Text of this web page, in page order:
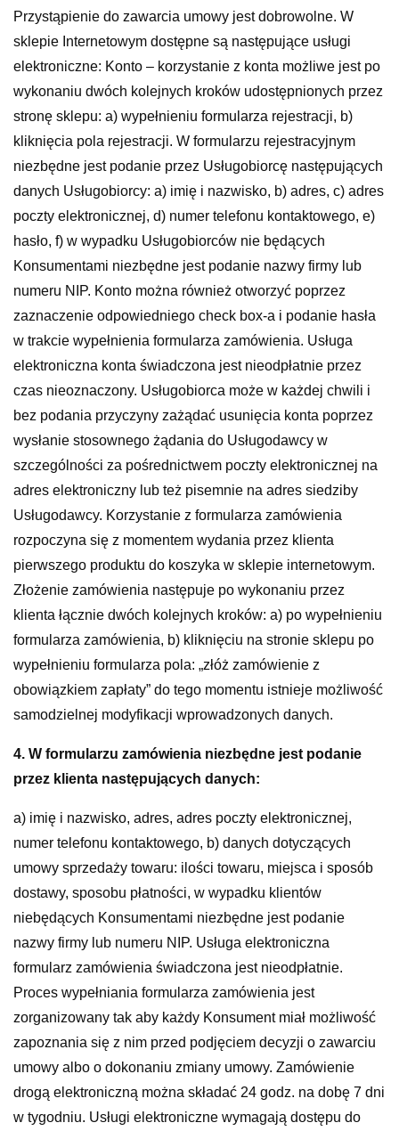
Przystąpienie do zawarcia umowy jest dobrowolne. W
sklepie Internetowym dostępne są następujące usługi
elektroniczne: Konto – korzystanie z konta możliwe jest po
wykonaniu dwóch kolejnych kroków udostępnionych przez
stronę sklepu: a) wypełnieniu formularza rejestracji, b)
kliknięcia pola rejestracji. W formularzu rejestracyjnym
niezbędne jest podanie przez Usługobiorcę następujących
danych Usługobiorcy: a) imię i nazwisko, b) adres, c) adres
poczty elektronicznej, d) numer telefonu kontaktowego, e)
hasło, f) w wypadku Usługobiorców nie będących
Konsumentami niezbędne jest podanie nazwy firmy lub
numeru NIP. Konto można również otworzyć poprzez
zaznaczenie odpowiedniego check box-a i podanie hasła
w trakcie wypełnienia formularza zamówienia. Usługa
elektroniczna konta świadczona jest nieodpłatnie przez
czas nieoznaczony. Usługobiorca może w każdej chwili i
bez podania przyczyny zażądać usunięcia konta poprzez
wysłanie stosownego żądania do Usługodawcy w
szczególności za pośrednictwem poczty elektronicznej na
adres elektroniczny lub też pisemnie na adres siedziby
Usługodawcy. Korzystanie z formularza zamówienia
rozpoczyna się z momentem wydania przez klienta
pierwszego produktu do koszyka w sklepie internetowym.
Złożenie zamówienia następuje po wykonaniu przez
klienta łącznie dwóch kolejnych kroków: a) po wypełnieniu
formularza zamówienia, b) kliknięciu na stronie sklepu po
wypełnieniu formularza pola: „złóż zamówienie z
obowiązkiem zapłaty” do tego momentu istnieje możliwość
samodzielnej modyfikacji wprowadzonych danych.
4. W formularzu zamówienia niezbędne jest podanie
przez klienta następujących danych:
a) imię i nazwisko, adres, adres poczty elektronicznej,
numer telefonu kontaktowego, b) danych dotyczących
umowy sprzedaży towaru: ilości towaru, miejsca i sposób
dostawy, sposobu płatności, w wypadku klientów
niebędących Konsumentami niezbędne jest podanie
nazwy firmy lub numeru NIP. Usługa elektroniczna
formularz zamówienia świadczona jest nieodpłatnie.
Proces wypełniania formularza zamówienia jest
zorganizowany tak aby każdy Konsument miał możliwość
zapoznania się z nim przed podjęciem decyzji o zawarciu
umowy albo o dokonaniu zmiany umowy. Zamówienie
drogą elektroniczną można składać 24 godz. na dobę 7 dni
w tygodniu. Usługi elektroniczne wymagają dostępu do